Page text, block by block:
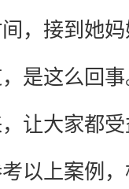
，接到她
是这么回事
让大家都受
以上案例